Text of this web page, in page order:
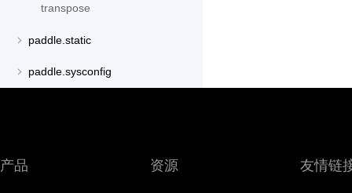
transpose
paddle.static
paddle.sysconfig
产品 资源 友情链